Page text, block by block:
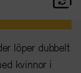
löper dubbelt
kvinnor i